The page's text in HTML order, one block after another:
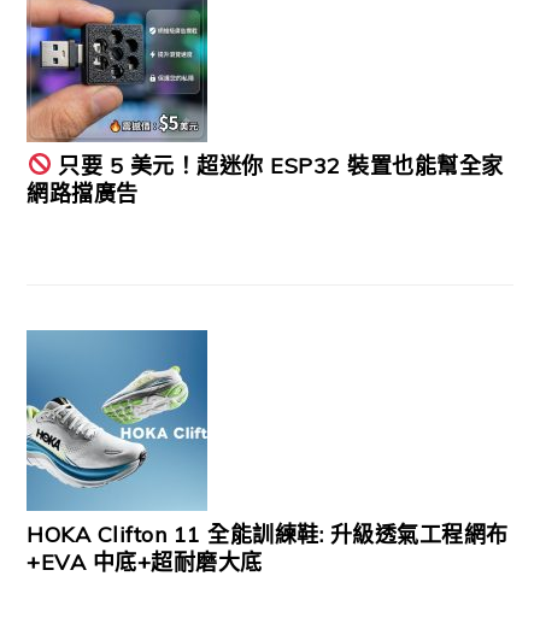
只要 5 美元！超迷你 ESP32 裝置也能幫全家
網路擋廣告
HOKA Clifton 11 全能訓練鞋: 升級透氣工程網布
+EVA 中底+超耐磨大底